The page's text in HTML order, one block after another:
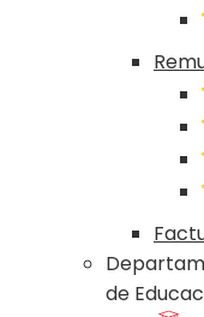
de